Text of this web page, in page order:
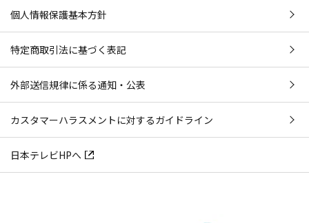
個人情報保護基本方針
特定商取引法に基づく表記
外部送信規律に係る通知・公表
カスタマーハラスメントに対するガイドライン
日本テレビHPへ